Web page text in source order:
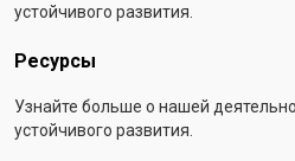
устойчивого развития.
Ресурсы
Узнайте больше о нашей
устойчивого развития.